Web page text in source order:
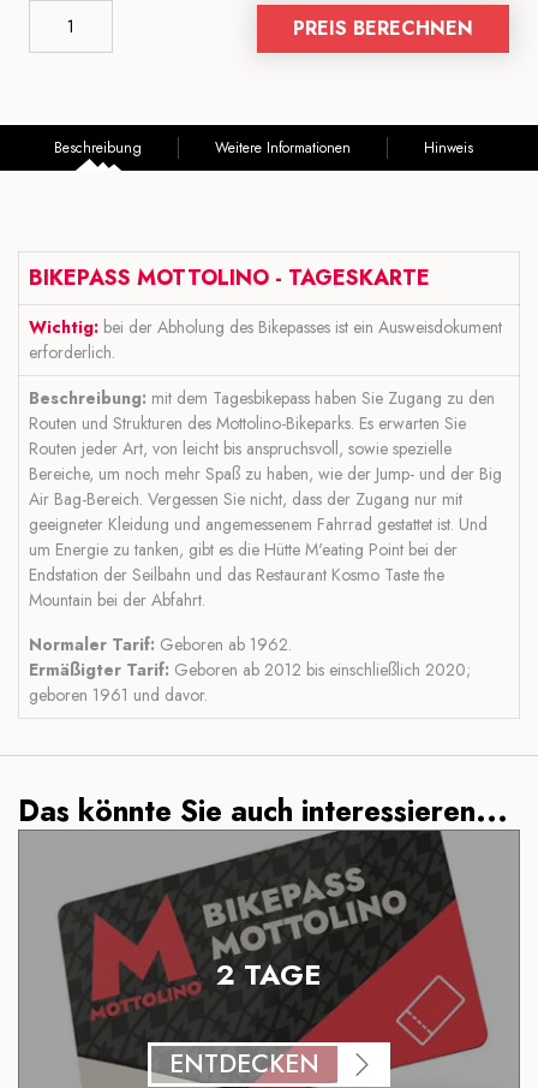
PREIS BERECHNEN
Beschreibung Weitere Informationen Hinweis
BIKEPASS MOTTOLINO - TAGESKARTE
Wichtig: bei der Abholung des Bikepasses ist ein Ausweisdokument
erforderlich.
Beschreibung: mit dem Tagesbikepass haben Sie Zugang zu den
Routen und Strukturen des Mottolino-Bikeparks. Es erwarten Sie
Routen jeder Art, von leicht bis anspruchsvoll, sowie spezielle
Bereiche, um noch mehr Spaß zu haben, wie der Jump- und der Big
Air Bag-Bereich. Vergessen Sie nicht, dass der Zugang nur mit
geeigneter Kleidung und angemessenem Fahrrad gestattet ist. Und
um Energie zu tanken, gibt es die Hütte M'eating Point bei der
Endstation der Seilbahn und das Restaurant Kosmo Taste the
Mountain bei der Abfahrt.
Normaler Tarif: Geboren ab 1962.
Ermäßigter Tarif: Geboren ab 2012 bis einschließlich 2020;
geboren 1961 und davor.
Das könnte Sie auch interessieren...
2 TAGE
ENTDECKEN